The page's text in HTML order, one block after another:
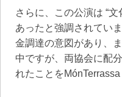
さらに、この公演は “文
あったと強調されてい
金調達の意図があり、
中ですが、両協会に配
れたことを